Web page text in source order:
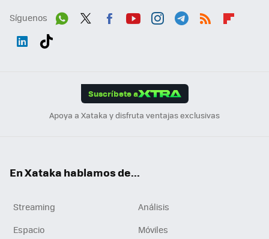
Síguenos
Suscríbete a
Apoya a Xataka y disfruta ventajas exclusivas
En Xataka hablamos de...
Streaming
Análisis
Espacio
Móviles